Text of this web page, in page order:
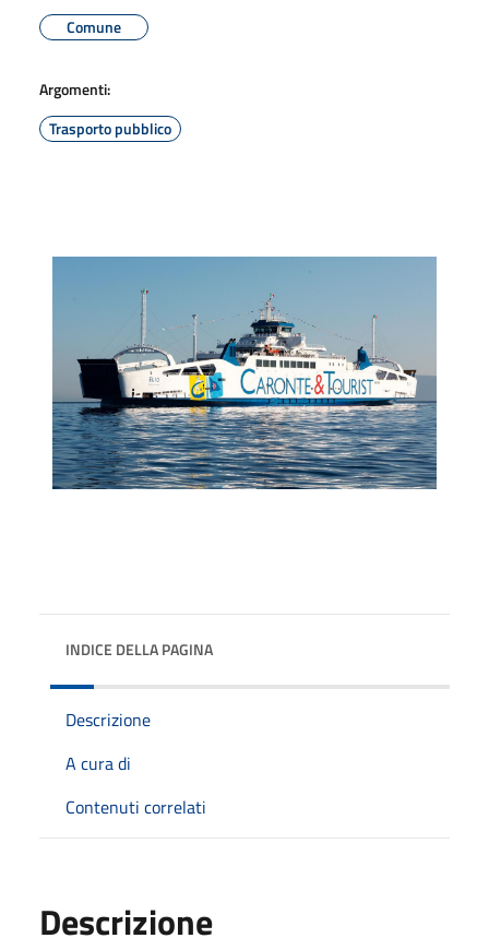
Comune
Argomenti:
Trasporto pubblico
INDICE DELLA PAGINA
Descrizione
A cura di
Contenuti correlati
Descrizione